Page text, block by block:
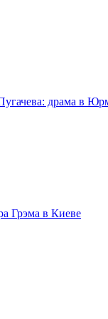
драма в
Грэма в Киеве